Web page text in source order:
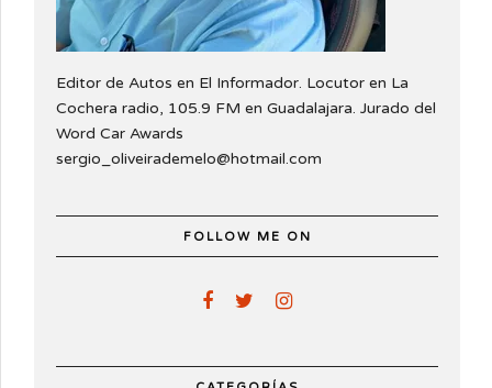
Editor de Autos en El Informador. Locutor en La
Cochera radio, 105.9 FM en Guadalajara. Jurado del
Word Car Awards
sergio_oliveirademelo@hotmail.com
FOLLOW ME ON